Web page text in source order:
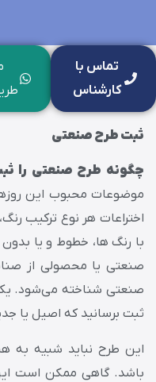
تماس با
کارشناس
ثبت طرح صنعتی
چگونه طرح صنعتی را
اختراعات هر نوع ترکیب
با رنگ ها، خطوط و یا
صنعتی یا محصولی از
صنعتی شناخته می‌شود. یک
ثبت برسانید که اصیل یا
این طرح نباید شبیه به
باشد. گاهی ممکن است